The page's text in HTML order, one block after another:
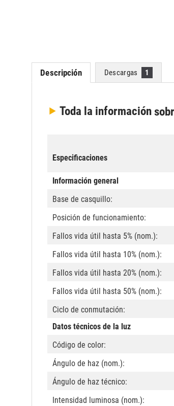
Descripción Descargas 1
Toda la información
Especificaciones
Información general
Base de casquillo:
Posición de funcionamiento:
Fallos vida útil hasta 5% (nom.):
Fallos vida útil hasta 10% (nom.):
Fallos vida útil hasta 20% (nom.):
Fallos vida útil hasta 50% (nom.):
Ciclo de conmutación:
Datos técnicos de la luz
Código de color:
Ángulo de haz (nom.):
Ángulo de haz técnico:
Intensidad luminosa (nom.):